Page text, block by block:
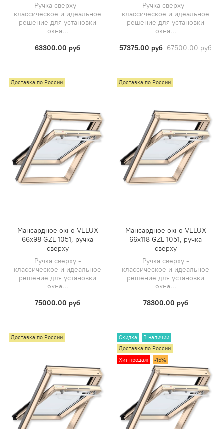
Ручка сверху -
классическое и идеальное
решение для установки
окна...
63300.00 руб
Ручка сверху -
классическое и идеальное
решение для установки
окна...
57375.00 руб 67500.00 руб
Доставка по России
Мансардное окно VELUX
66х98 GZL 1051, ручка
сверху
Ручка сверху -
классическое и идеальное
решение для установки
окна...
75000.00 руб
Доставка по России
Мансардное окно VELUX
66х118 GZL 1051, ручка
сверху
Ручка сверху -
классическое и идеальное
решение для установки
окна...
78300.00 руб
Доставка по России Скидка
В наличии
Доставка по России
Хит продаж
-15%